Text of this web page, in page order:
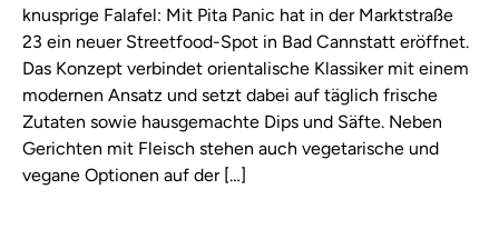
knusprige Falafel: Mit Pita Panic hat in der Marktstraße
23 ein neuer Streetfood-Spot in Bad Cannstatt eröffnet.
Das Konzept verbindet orientalische Klassiker mit einem
modernen Ansatz und setzt dabei auf täglich frische
Zutaten sowie hausgemachte Dips und Säfte. Neben
Gerichten mit Fleisch stehen auch vegetarische und
vegane Optionen auf der […]